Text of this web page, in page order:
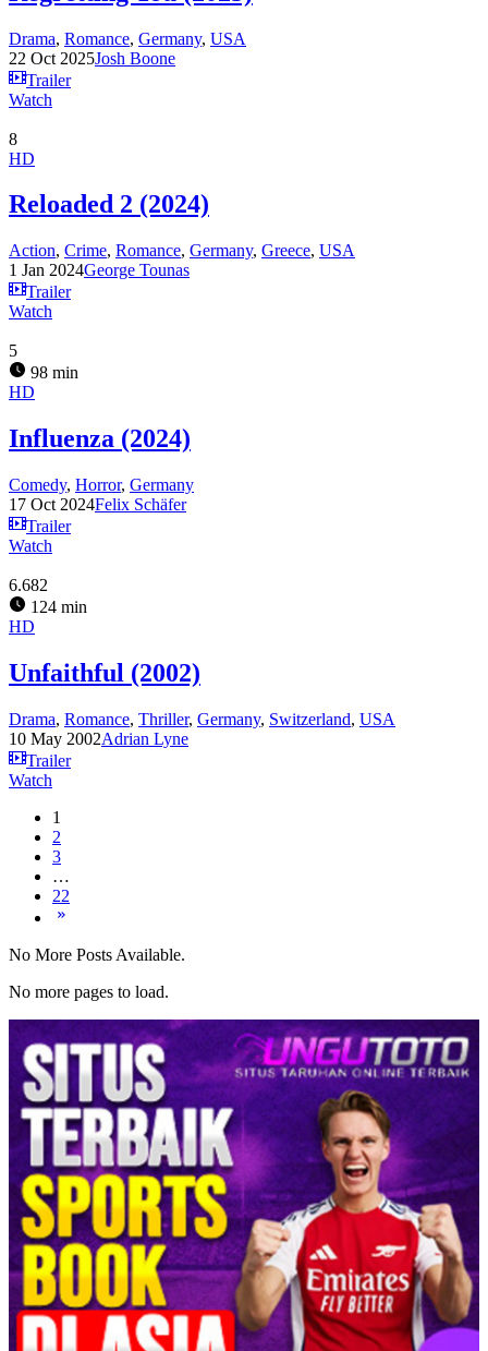
Drama, Romance, Germany, USA
22 Oct 2025Josh Boone
Trailer
Watch
8
HD
Reloaded 2 (2024)
Action, Crime, Romance, Germany, Greece, USA
1 Jan 2024George Tounas
Trailer
Watch
5
98 min
HD
Influenza (2024)
Comedy, Horror, Germany
17 Oct 2024Felix Schäfer
Trailer
Watch
6.682
124 min
HD
Unfaithful (2002)
Drama, Romance, Thriller, Germany, Switzerland, USA
10 May 2002Adrian Lyne
Trailer
Watch
1
2
3
…
22
No More Posts Available.
No more pages to load.